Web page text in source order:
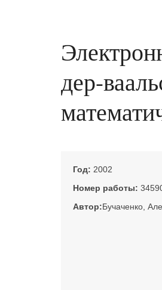
дер-
Год: 2002
Номер работы:
Автор:Бучаченко,